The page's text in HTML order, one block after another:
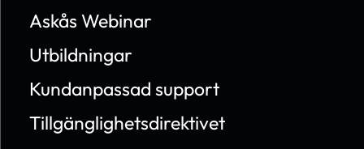
Askås Webinar
Utbildningar
Kundanpassad support
Tillgänglighetsdirektivet